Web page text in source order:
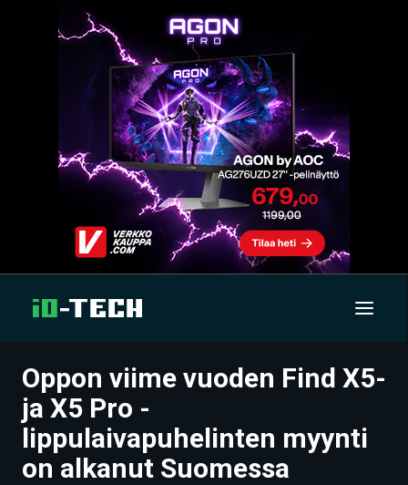
UUTISET
ARTIKKELIT
VIDEOT
Oppon viime vuoden Find X5-
ja X5 Pro -
lippulaivapuhelinten myynti
on alkanut Suomessa